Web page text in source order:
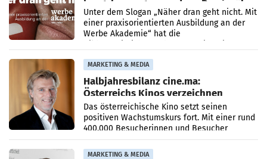
Imagekampagne rund um Praxisnähe
Unter dem Slogan „Näher dran geht nicht. Mit
einer praxisorientierten Ausbildung an der
Werbe Akademie“ hat die
MARKETING & MEDIA
Halbjahresbilanz cine.ma:
Österreichs Kinos verzeichnen
400.000 Besucher mehr
Das österreichische Kino setzt seinen
positiven Wachstumskurs fort. Mit einer rund
400.000 Besucherinnen und Besucher
höheren Nettoreichweite im ersten Halbjahr
2026 gegenüber dem
MARKETING & MEDIA